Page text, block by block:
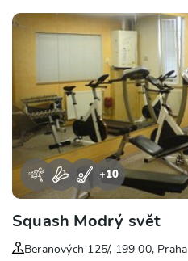
+10
Squash Modrý svět
Beranových 125/, 199 00, Praha